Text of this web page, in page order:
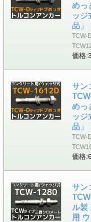
めっ
ッジ
品」
TCW-
価格
サン
めっ
ッジ
品」
TCW-
価格
サン
ル製
用